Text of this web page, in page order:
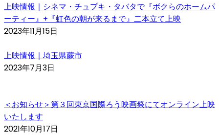
上映情報｜シネマ・チュプキ・タバタで『ボクらのホームパ
ーティー』+『虹色の朝が来るまで』二本立て上映
2023年11月15日
上映情報｜埼玉県蕨市
2023年7月3日
＜お知らせ＞第３回東京国際ろう映画祭にてオンライン上映
いたします
2021年10月17日